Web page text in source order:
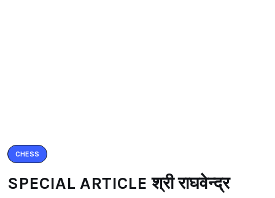
CHESS
SPECIAL ARTICLE श्री राघवेन्द्र